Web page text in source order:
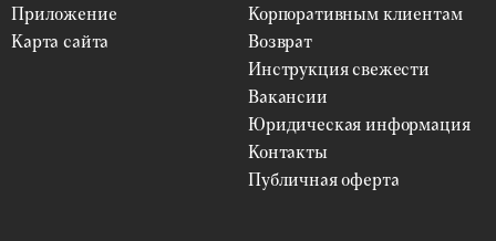
Приложение
Карта сайта
Корпоративным клиентам
Возврат
Инструкция свежести
Вакансии
Юридическая информация
Контакты
Публичная оферта